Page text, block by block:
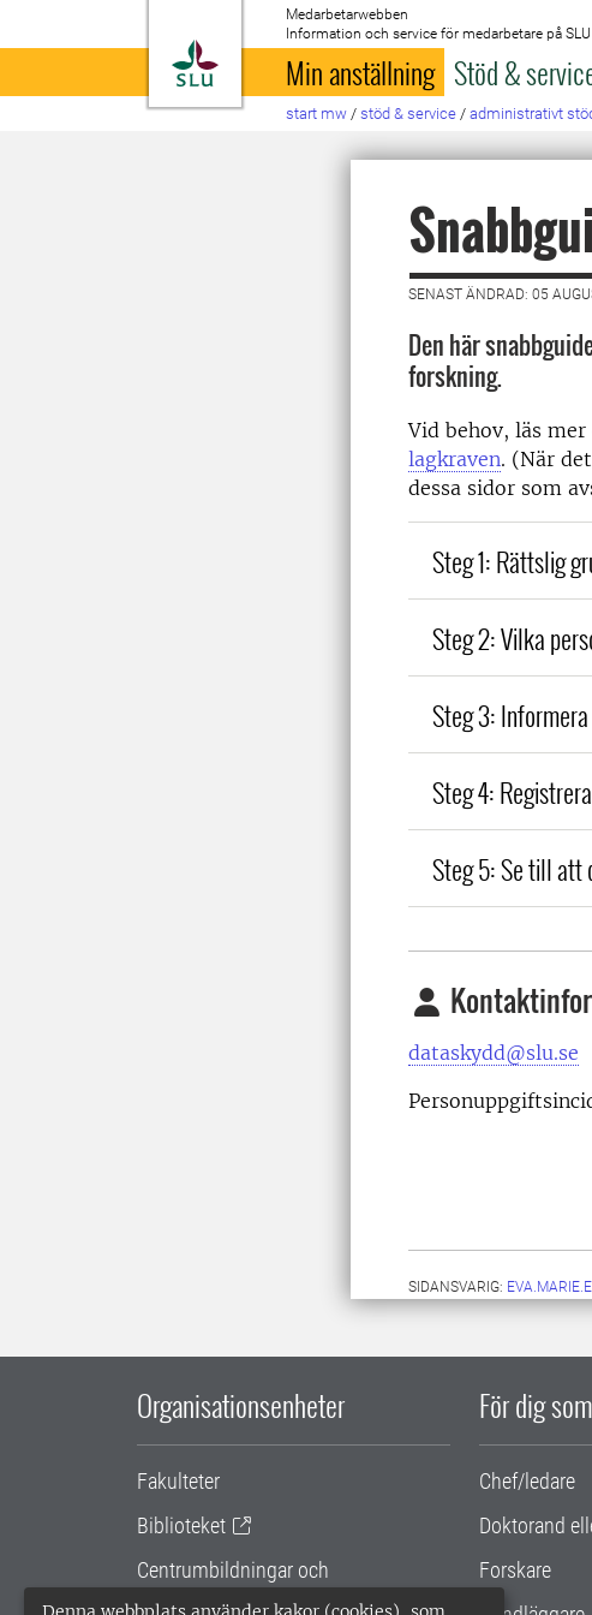
Till startsida
Medarbetarwebben
Information och service för medarbetare på SLU
Min anställning Stöd &
start mw / stöd & service / administrativt
SENAST ÄNDRAD: 05
Den här
forskning.
Vid behov, läs mer
lagkraven. (När
dessa sidor som
Steg 1: Rättslig
Steg 2: Vilka
Steg 3:
Steg 4:
Steg 5: Se till att
dataskydd@slu.se
SIDANSVARIG:
Organisationsenheter
Fakulteter
Biblioteket
Centrumbildningar och
samarbetsprojekt
För dig
Chef/ledare
Doktorand
Forskare